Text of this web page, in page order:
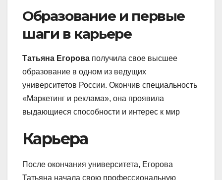
Образование и первые
шаги в карьере
Татьяна Егорова получила свое высшее
образование в одном из ведущих
университетов России. Окончив специальность
«Маркетинг и реклама», она проявила
выдающиеся способности и интерес к мир
Карьера
После окончания университета, Егорова
Татьяна начала свою профессиональную